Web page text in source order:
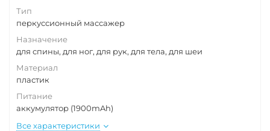
Тип
перкуссионный массажер
Назначение
для спины, для ног, для рук, для тела, для шеи
Материал
пластик
Питание
аккумулятор (1900mAh)
Все характеристики